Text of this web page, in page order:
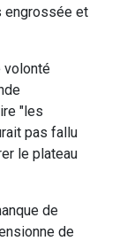
engrossée et
volonté
"les
pas fallu
le plateau
de
de